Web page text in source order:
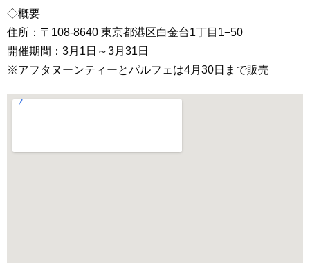
◇概要
住所：〒108-8640 東京都港区白金台1丁目1−50
開催期間：3月1日～3月31日
※アフタヌーンティーとパルフェは4月30日まで販売